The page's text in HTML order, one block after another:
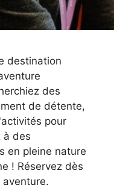
destination
des
de détente,
pour
à des
en pleine nature
! Réservez dès